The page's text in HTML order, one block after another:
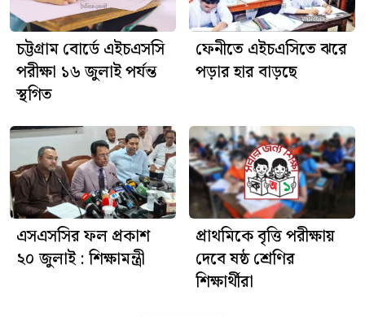
চট্টগ্রাম বোর্ডে এইচএসসি
পরীক্ষা ১৬ জুলাই পর্যন্ত
স্থগিত
ফেনীতে এইচএসিতে ঝরে
পড়ার হার বাড়ছে
এসএসসির ফল প্রকাশ
২০ জুলাই : শিক্ষামন্ত্রী
প্রাথমিকে বৃত্তি পরীক্ষায়
দেবে ষষ্ঠ শ্রেণির
শিক্ষার্থীরা